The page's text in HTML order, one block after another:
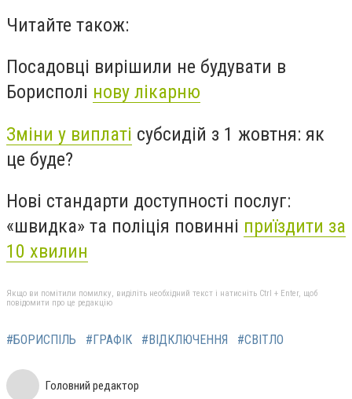
Читайте також:
Посадовці вирішили не будувати в
Борисполі нову лікарню
Зміни у виплаті субсидій з 1 жовтня: як
це буде?
Нові стандарти доступності послуг:
«швидка» та поліція повинні приїздити за
10 хвилин
Якщо ви помітили помилку, виділіть необхідний текст і натисніть Ctrl + Enter, щоб
повідомити про це редакцію
#БОРИСПІЛЬ #ГРАФІК #ВІДКЛЮЧЕННЯ #СВІТЛО
Головний редактор